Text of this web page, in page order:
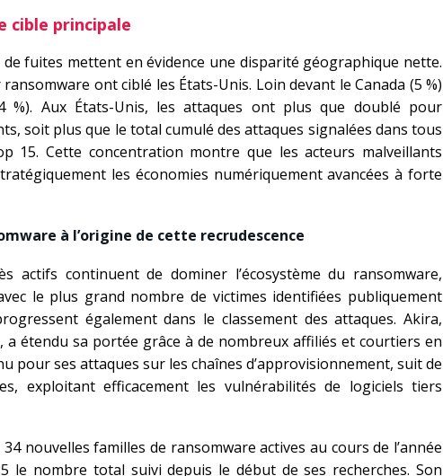
cible principale
de fuites mettent en évidence une disparité géographique nette.
ont ciblé les États-Unis. Loin devant le Canada (5 %)
%). Aux États-Unis, les attaques ont plus que doublé pour
soit plus que le total cumulé des attaques signalées dans tous
15. Cette concentration montre que les acteurs malveillants
les économies numériquement avancées à forte
à l’origine de cette recrudescence
actifs continuent de dominer l’écosystème du ransomware,
le plus grand nombre de victimes identifiées publiquement
également dans le classement des attaques. Akira,
a étendu sa portée grâce à de nombreux affiliés et courtiers en
pour ses attaques sur les chaînes d’approvisionnement, suit de
exploitant efficacement les vulnérabilités de logiciels tiers
nouvelles familles de ransomware actives au cours de l’année
le nombre total suivi depuis le début de ses recherches. Son